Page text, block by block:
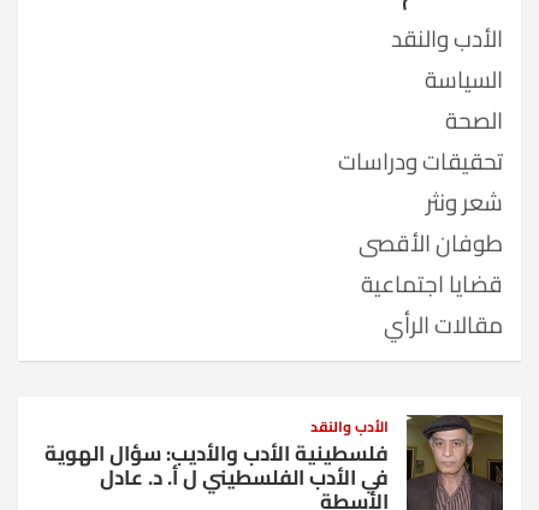
الأدب والنقد
السياسة
الصحة
تحقيقات ودراسات
شعر ونثر
طوفان الأقصى
قضايا اجتماعية
مقالات الرأي
الأدب والنقد
فلسطينية الأدب والأديب: سؤال الهوية
في الأدب الفلسطيني ل أ. د. عادل
الأسطة